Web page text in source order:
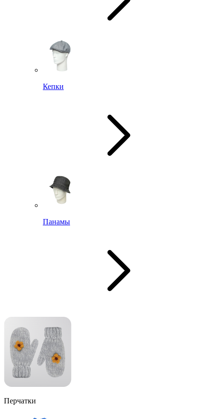
Кепки
Панамы
Перчатки